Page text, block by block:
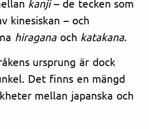
kanji– de tecken som
kinesiskan – och
hiraganaoch katakana.
ursprung är dock
Det finns en mängd
mellan japanska och